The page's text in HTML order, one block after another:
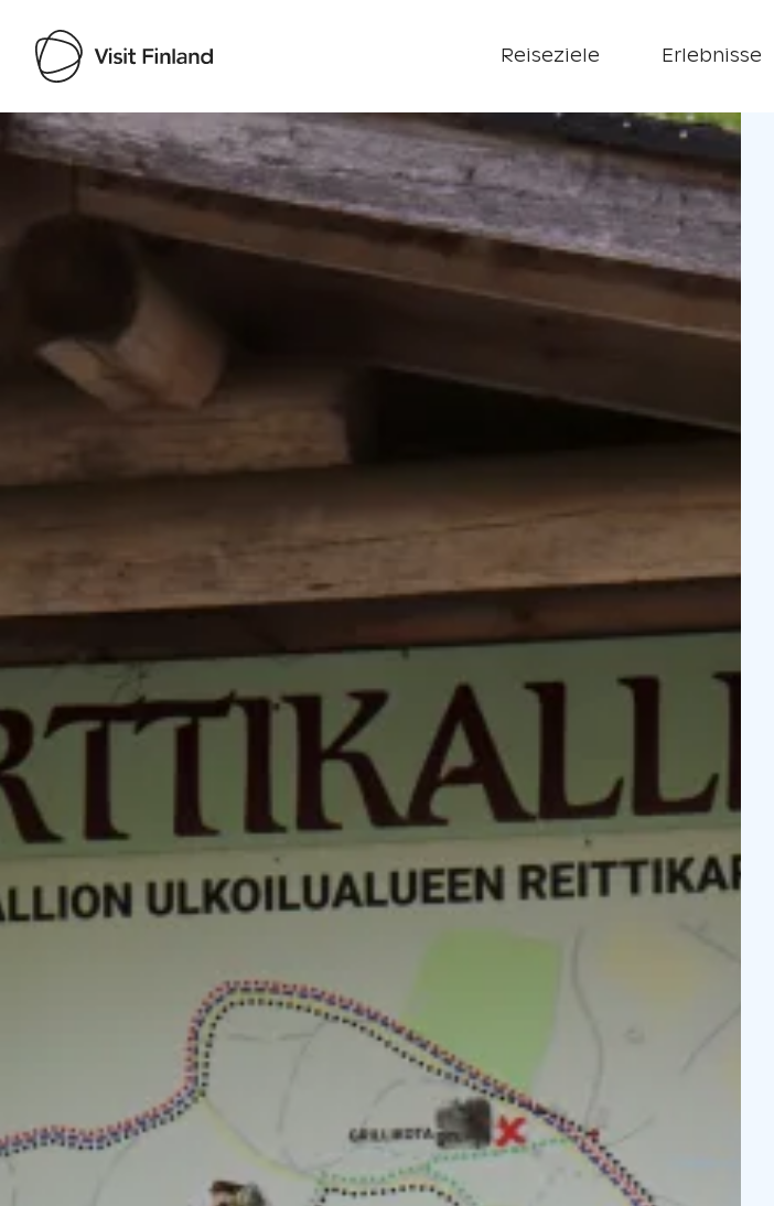
Reiseziele Erlebnisse
Visit Finland